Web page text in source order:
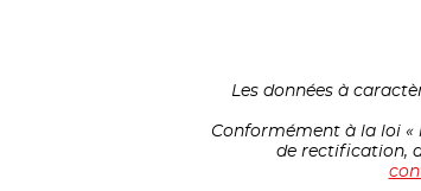
Les données à
Conformément à la loi «
de rectification,